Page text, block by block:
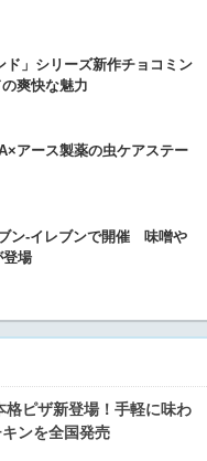
ド」シリーズ新作チョコミン
爽快な魅力
アース製薬の虫ケアステー
ン-イレブンで開催 味噌や
登場
ピザ新登場！手軽に味わ
ンを全国発売